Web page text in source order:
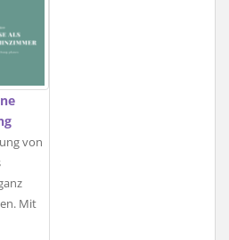
von
Mit